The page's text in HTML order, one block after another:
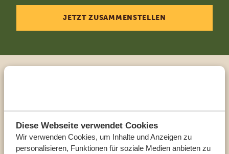
Diese Webseite verwendet Cookies
Wir verwenden Cookies, um Inhalte und Anzeigen zu
personalisieren, Funktionen für soziale Medien anbieten zu
JETZT ZUSAMMENSTELLEN
Reiseberater
UNSERE EXPERTEN HELFEN IHNEN GERN